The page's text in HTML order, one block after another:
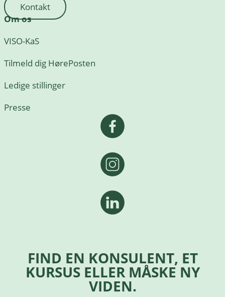
Kontakt
Om os
VISO-KaS
Tilmeld dig HørePosten
Ledige stillinger
Presse
FIND EN KONSULENT, ET
KURSUS ELLER MÅSKE NY
VIDEN.